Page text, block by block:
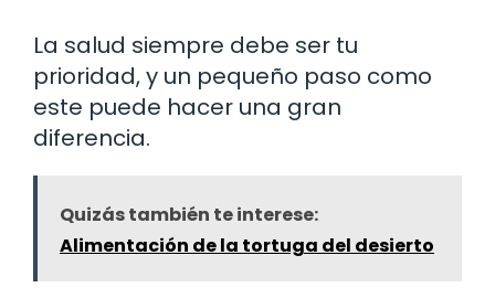
La salud siempre debe ser tu
prioridad, y un pequeño paso como
este puede hacer una gran
diferencia.
Quizás también te interese:
Alimentación de la tortuga del desierto